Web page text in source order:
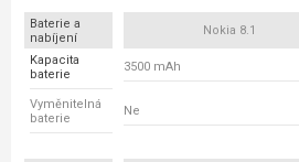
Baterie a
nabíjení
Nokia 8.1
Kapacita
baterie
3500 mAh
Vyměnitelná
baterie
Ne